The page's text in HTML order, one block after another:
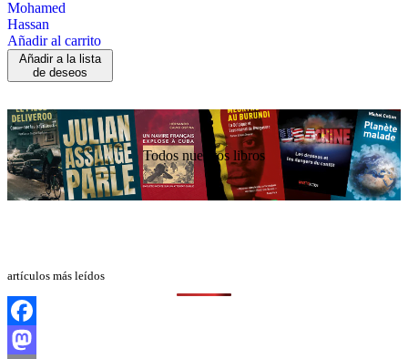
Añadir al carrito
Añadir a la lista
de deseos
Todos nuestros libros
artículos más leídos
Facebook